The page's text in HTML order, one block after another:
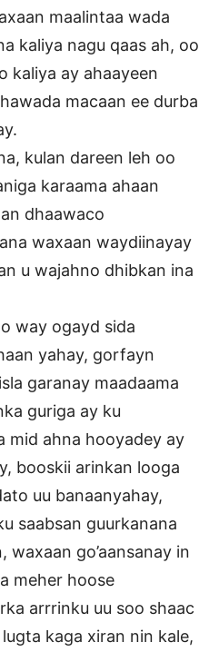
maalintaa wada
kaliya nagu qaas ah, oo
kaliya ay ahaayeen
macaan ee durba
kulan dareen leh oo
karaama ahaan
dhaawaco
waxaan waydiinayay
u wajahno dhibkan ina
way ogayd sida
yahay, gorfayn
garanay maadaama
guriga ay ku
mid ahna hooyadey ay
booskii arinkan looga
uu banaanyahay,
saabsan guurkanana
waxaan go’aansanay in
meher hoose
arrrinku uu soo shaac
kaga xiran nin kale,